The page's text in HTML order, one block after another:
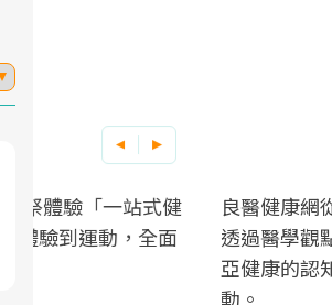
良醫健康網從「換季的身體變
透過醫學觀點與日常感受的對
亞健康的認知，進而引導實際